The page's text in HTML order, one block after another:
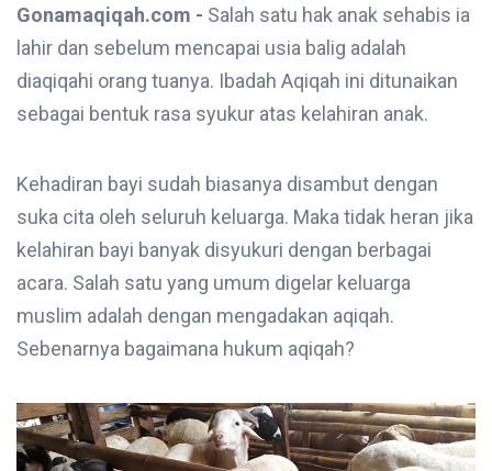
Gonamaqiqah.com - Salah satu hak anak sehabis ia
lahir dan sebelum mencapai usia balig adalah
diaqiqahi orang tuanya. Ibadah Aqiqah ini ditunaikan
sebagai bentuk rasa syukur atas kelahiran anak.
Kehadiran bayi sudah biasanya disambut dengan
suka cita oleh seluruh keluarga. Maka tidak heran jika
kelahiran bayi banyak disyukuri dengan berbagai
acara. Salah satu yang umum digelar keluarga
muslim adalah dengan mengadakan aqiqah.
Sebenarnya bagaimana hukum aqiqah?